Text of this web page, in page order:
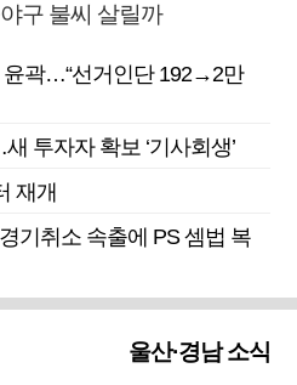
구 불씨 살릴까
윤곽…“선거인단 192→2만
투자자 확보 ‘기사회생’
재개
기취소 속출에 PS 셈법 복
울산·경남 소식